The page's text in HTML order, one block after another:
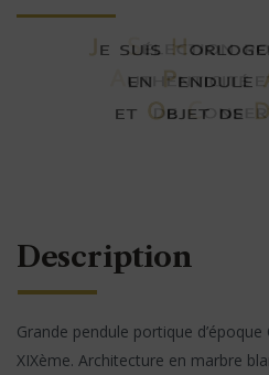
Description
Grande pendule portique
XIXème. Architecture en marbre